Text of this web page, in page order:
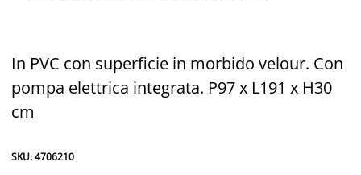
In PVC con superficie in morbido velour. Con
pompa elettrica integrata. P97 x L191 x H30
cm
SKU: 4706210